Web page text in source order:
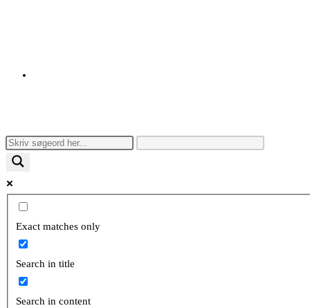
search
Exact matches only
Search in title
Search in content